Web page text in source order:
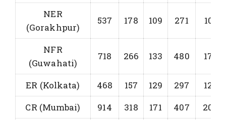
NER
(Gorakhpur)
537 178 109 271 101
NFR
(Guwahati)
718 266 133 480 179
ER (Kolkata) 468 157 129 297
129
CR (Mumbai)
914 318 171 407
202